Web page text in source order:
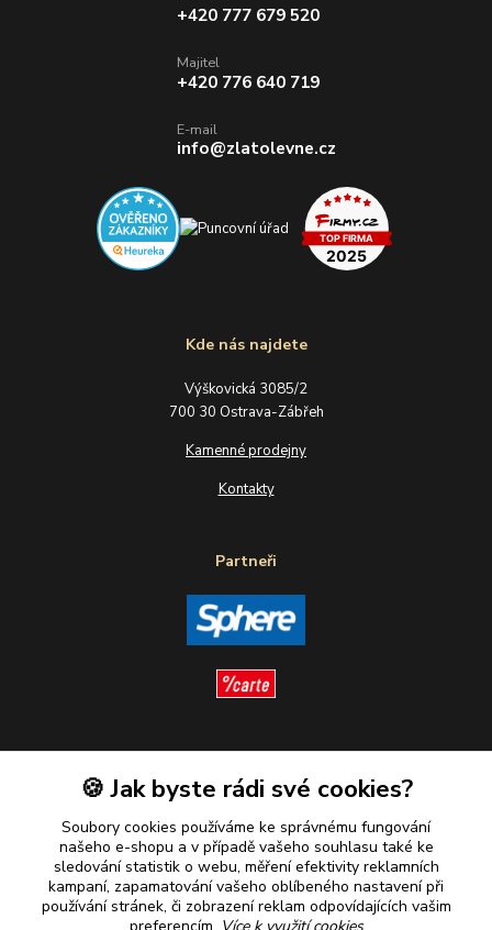
Kde nás najdete
Výškovická 3085/2
700 30 Ostrava-Zábřeh
Kamenné prodejny
Kontakty
Partneři
Plaťte u nás bezpečně
+420 777 679 520
Majitel
+420 776 640 719
E-mail
info@zlatolevne.cz
🍪 Jak byste rádi své cookies?
Soubory cookies používáme ke správnému fungování
našeho e-shopu a v případě vašeho souhlasu také ke
sledování statistik o webu, měření efektivity reklamních
kampaní, zapamatování vašeho oblíbeného nastavení při
používání stránek, či zobrazení reklam odpovídajících vašim